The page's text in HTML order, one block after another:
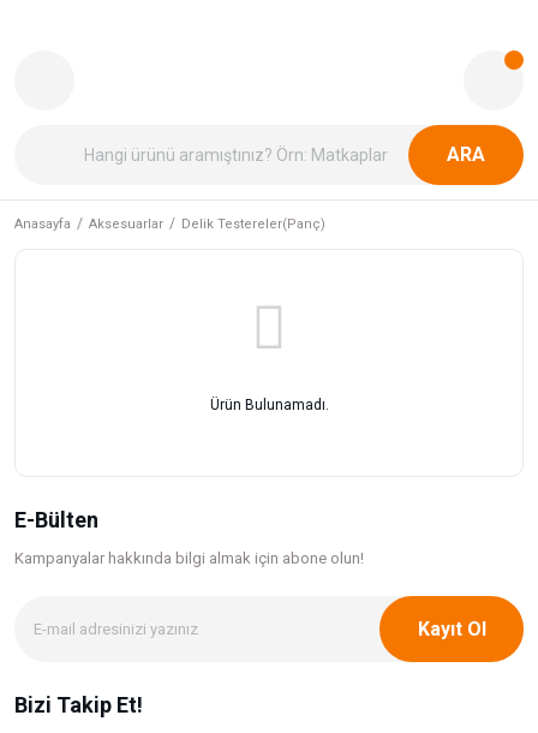
ARA
Anasayfa Aksesuarlar Delik Testereler(Panç)
Ürün Bulunamadı.
E-Bülten
Kampanyalar hakkında bilgi almak için abone olun!
Kayıt Ol
Bizi Takip Et!